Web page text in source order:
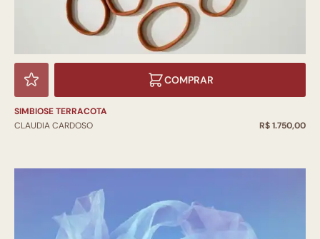
COMPRAR
SIMBIOSE TERRACOTA
CLAUDIA CARDOSO
R$ 1.750,00